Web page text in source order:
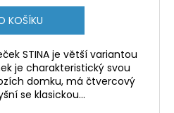
KOŠÍKU
STINA je větší variantou
je charakteristický svou
domku, má čtvercový
se klasickou...